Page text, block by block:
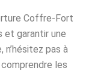
Coffre-Fort
et garantir une
pas à
les